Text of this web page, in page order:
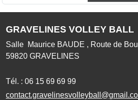
GRAVELINES VOLLEY BALL
Salle Maurice BAUDE , Route de
59820 GRAVELINES
Tél. : 06 15 69 69 99